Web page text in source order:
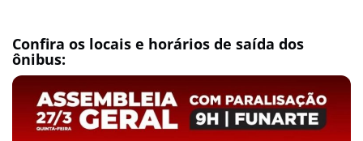
Confira os locais e horários de saída dos
ônibus: